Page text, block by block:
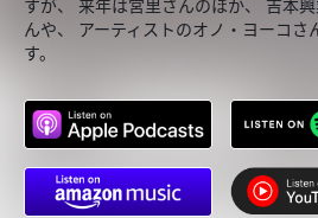
すが、 来年は宮里さんのほか、 吉本
んや、 アーティストのオノ・ヨーコさ
す。